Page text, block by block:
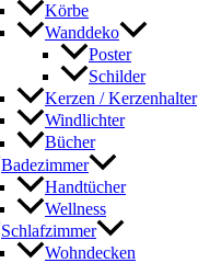
Körbe
Wanddeko
Poster
Schilder
Kerzen / Kerzenhalter
Windlichter
Bücher
Badezimmer
Handtücher
Wellness
Schlafzimmer
Wohndecken